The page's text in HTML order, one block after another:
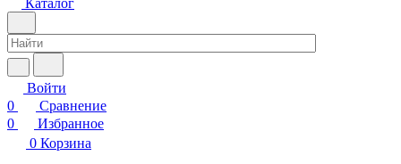
Каталог
Войти
0
Сравнение
0
Избранное
0 Корзина